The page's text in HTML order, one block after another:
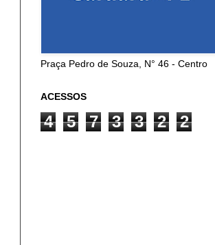
Praça Pedro de Souza, N° 46 - Centro
ACESSOS
4 5 7 3 3 2 2